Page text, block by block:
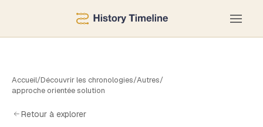
Accueil/Découvrir les chronologies/Autres/
approche orientée solution
Retour à explorer